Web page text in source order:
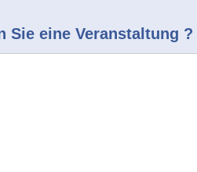
Sie eine Veranstaltung ?